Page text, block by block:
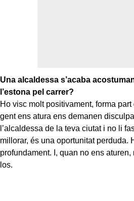
Una alcaldessa s’acaba
l’estona pel carrer?
Ho visc molt positivament, forma
gent ens atura ens demanen
l’alcaldessa de la teva ciutat i no li
millorar, és una oportunitat perduda.
profundament. I, quan no ens
los.